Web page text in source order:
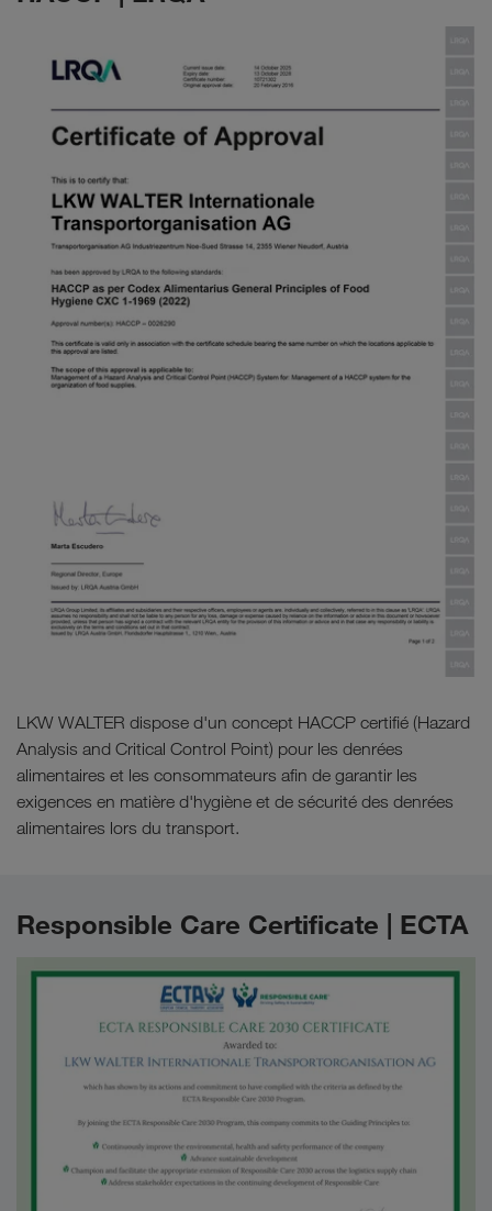
LKW WALTER dispose d'un concept HACCP certifié (Hazard
Analysis and Critical Control Point) pour les denrées
alimentaires et les consommateurs afin de garantir les
exigences en matière d'hygiène et de sécurité des denrées
alimentaires lors du transport.
Responsible Care Certificate | ECTA